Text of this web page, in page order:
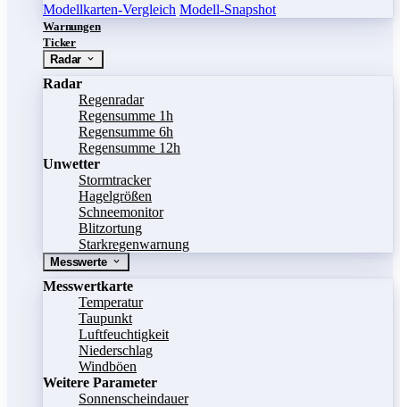
Modellkarten-Vergleich Modell-Snapshot
Warnungen
Ticker
Radar
Radar
Regenradar
Regensumme 1h
Regensumme 6h
Regensumme 12h
Unwetter
Stormtracker
Hagelgrößen
Schneemonitor
Blitzortung
Starkregenwarnung
Messwerte
Messwertkarte
Temperatur
Taupunkt
Luftfeuchtigkeit
Niederschlag
Windböen
Weitere Parameter
Sonnenscheindauer